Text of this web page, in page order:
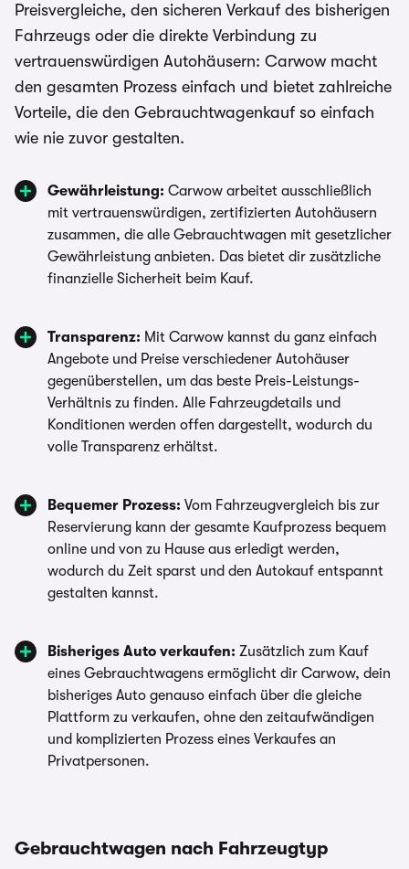
Preisvergleiche, den sicheren Verkauf des bisherigen
Fahrzeugs oder die direkte Verbindung zu
vertrauenswürdigen Autohäusern: Carwow macht
den gesamten Prozess einfach und bietet zahlreiche
Vorteile, die den Gebrauchtwagenkauf so einfach
wie nie zuvor gestalten.
Gewährleistung: Carwow arbeitet ausschließlich
mit vertrauenswürdigen, zertifizierten Autohäusern
zusammen, die alle Gebrauchtwagen mit gesetzlicher
Gewährleistung anbieten. Das bietet dir zusätzliche
finanzielle Sicherheit beim Kauf.
Transparenz: Mit Carwow kannst du ganz einfach
Angebote und Preise verschiedener Autohäuser
gegenüberstellen, um das beste Preis-Leistungs-
Verhältnis zu finden. Alle Fahrzeugdetails und
Konditionen werden offen dargestellt, wodurch du
volle Transparenz erhältst.
Bequemer Prozess: Vom Fahrzeugvergleich bis zur
Reservierung kann der gesamte Kaufprozess bequem
online und von zu Hause aus erledigt werden,
wodurch du Zeit sparst und den Autokauf entspannt
gestalten kannst.
Bisheriges Auto verkaufen: Zusätzlich zum Kauf
eines Gebrauchtwagens ermöglicht dir Carwow, dein
bisheriges Auto genauso einfach über die gleiche
Plattform zu verkaufen, ohne den zeitaufwändigen
und komplizierten Prozess eines Verkaufes an
Privatpersonen.
Gebrauchtwagen nach Fahrzeugtyp